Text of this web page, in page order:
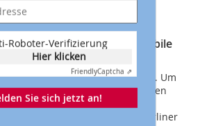
Roboter-Verifizierung
Hier klicken
FriendlyCaptcha ⇗
Sie sich jetzt an!
Holzmodulbauweise
liefert Fassadenrinnen „Stabile
Berlin wächst kontinuierlich. Um
steigenden Bedarf an Schulplätzen
zu werden, hat die Berliner
2017 mit der Berliner